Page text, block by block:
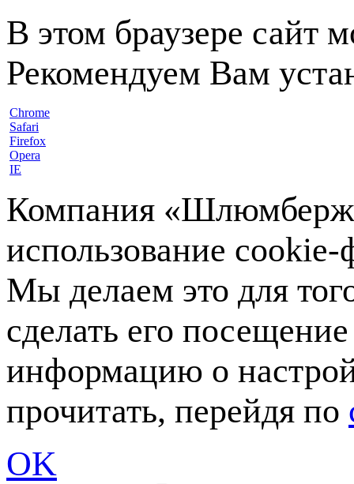
В этом браузере сайт
Рекомендуем Вам
Chrome
Safari
Firefox
Opera
IE
Компания
использование
Мы делаем это для
сделать его
информацию о
прочитать, перейдя по
OK